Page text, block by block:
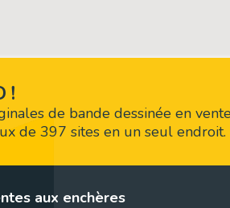
!
de bande dessinée en
de 397 sites en un seul endroit.
aux enchères